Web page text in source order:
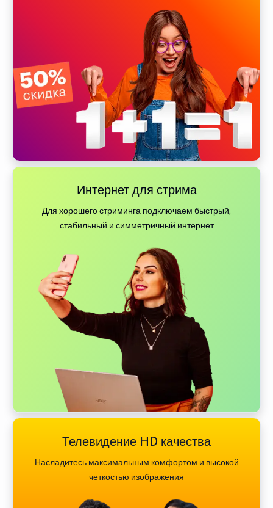
Интернет для стрима
Для хорошего стриминга подключаем быстрый,
стабильный и симметричный интернет
Телевидение HD качества
Насладитесь максимальным комфортом и высокой
четкостью изображения